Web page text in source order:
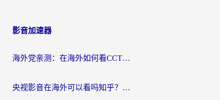
影音加速器
海外党亲测：在海外如何看CCTV？告别“仅限大陆播放”的实用指南
央视影音在海外可以看吗知乎？留学生亲测：3步解决地域限制+追剧自由